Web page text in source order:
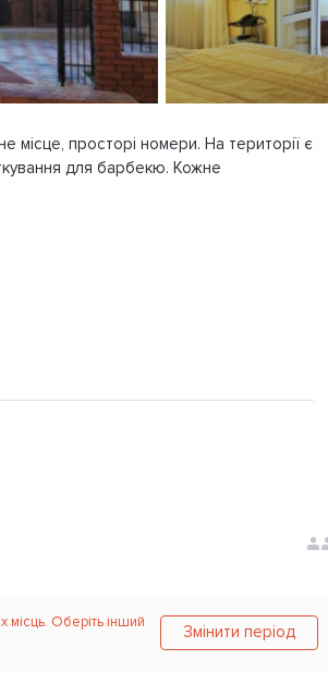
місце, просторі номери. На території є
для барбекю. Кожне
місць. Оберіть інший
Змінити період